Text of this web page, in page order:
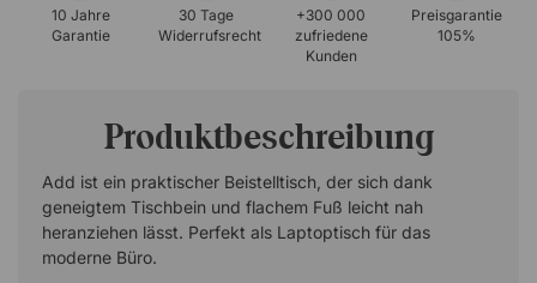
10 Jahre
Garantie
30 Tage
Widerrufsrecht
+300 000
zufriedene
Kunden
Preisgarantie
105%
Produktbeschreibung
Add ist ein praktischer Beistelltisch, der sich dank
geneigtem Tischbein und flachem Fuß leicht nah
heranziehen lässt. Perfekt als Laptoptisch für das
moderne Büro.